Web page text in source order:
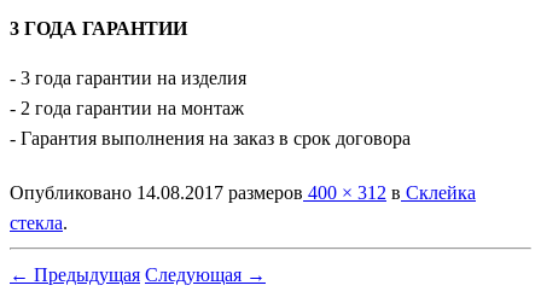
3 ГОДА ГАРАНТИИ
- 3 года гарантии на изделия
- 2 года гарантии на монтаж
- Гарантия выполнения на заказ в срок договора
Опубликовано 14.08.2017 размеров 400 × 312 в Склейка
стекла.
← Предыдущая Следующая →